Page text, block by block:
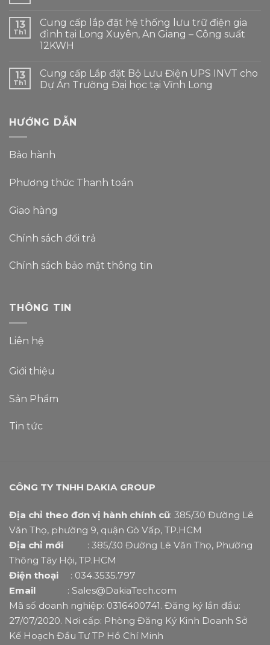
13
Th1
Cung cấp lắp đặt hệ thống lưu trữ điện gia
đình tại Long Xuyên, An Giang – Công suất
12KWH
13
Th1
Cung cấp Lắp đặt Bộ Lưu Điện UPS INVT cho
Dự Án Trường Đại học tại Vĩnh Long
HƯỚNG DẪN
Bảo hành
Phương thức Thanh toán
Giao hàng
Chính sách đổi trả
Chính sách bảo mật thông tin
THÔNG TIN
Liên hệ
Giới thiệu
Sản Phẩm
Tin tức
CÔNG TY TNHH DAKIA GROUP
Địa chỉ theo đơn vị hành chính cũ: 385/30 Đường Lê
Văn Thọ, phường 9, quận Gò Vấp, TP.HCM
Địa chỉ mới : 385/30 Đường Lê Văn Thọ, Phường
Thông Tây Hội, TP.HCM
Điện thoại : 034.3535.797
Email : Sales@DakiaTech.com
Mã số doanh nghiệp: 0316400741. Đăng ký lần đầu:
27/07/2020. Nơi cấp: Phòng Đăng Ký Kinh Doanh Sở
Kế Hoạch Đầu Tư TP Hồ Chí Minh